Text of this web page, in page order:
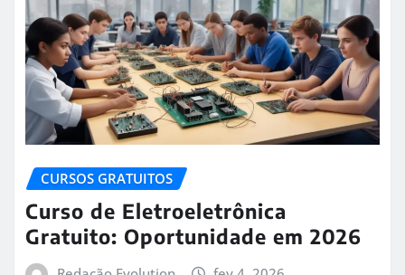
CURSOS GRATUITOS
Curso de Eletroeletrônica
Gratuito: Oportunidade em 2026